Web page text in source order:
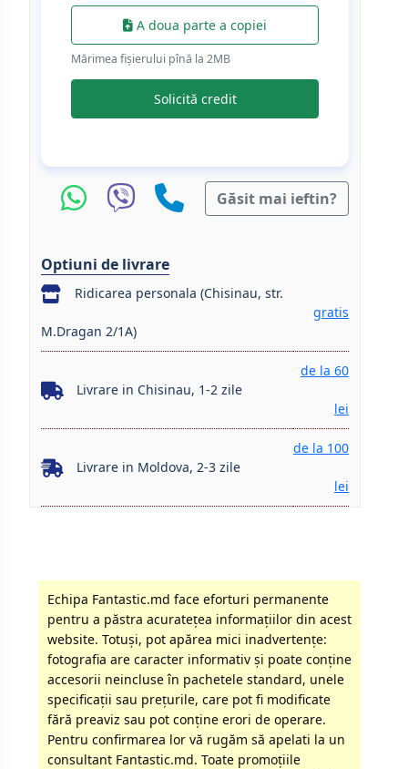
A doua parte a copiei
Mărimea fișierului pînă la 2МB
Solicită credit
Găsit mai ieftin?
Optiuni de livrare
Ridicarea personala (Chisinau, str.
M.Dragan 2/1A)
gratis
Livrare in Chisinau, 1-2 zile
de la 60
lei
Livrare in Moldova, 2-3 zile
de la 100
lei
Echipa Fantastic.md face eforturi permanente
pentru a păstra acurateţea informaţiilor din acest
website. Totuși, pot apărea mici inadvertenţe:
fotografia are caracter informativ şi poate conţine
accesorii neincluse în pachetele standard, unele
specificaţii sau preţurile, care pot fi modificate
fără preaviz sau pot conţine erori de operare.
Pentru confirmarea lor vă rugăm să apelati la un
consultant Fantastic.md. Toate promoţiile